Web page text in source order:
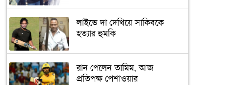
লাইভে দা দেখিয়ে সাকিবকে
হত্যার হুমকি
রান পেলেন তামিম, আজ
প্রতিপক্ষ পেশাওয়ার